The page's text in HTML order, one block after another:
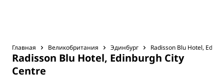
Главная Великобритания Эдинбург Radisson Blu Hotel,
Radisson Blu Hotel, Edinburgh City
Centre